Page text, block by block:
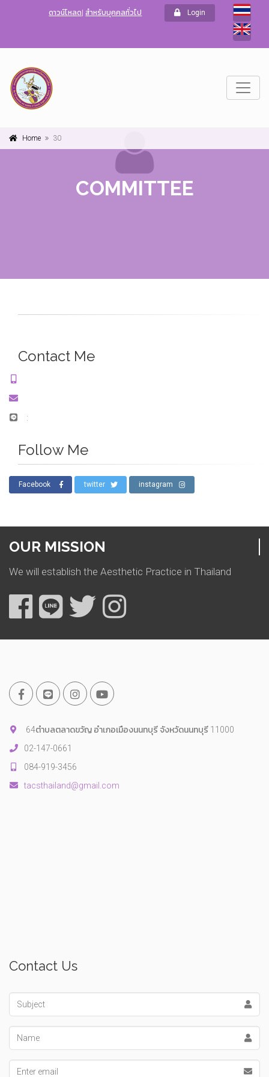
ดาวน์โหลด สำหรับบุคคลทั่วไป Login
Home 30
COMMITTEE
Contact Me
:
Follow Me
Facebook twitter instagram
OUR MISSION
We will establish the Aesthetic Practice in Thailand
64ตำบลตลาดขวัญ อำเภอเมืองนนทบุรี จังหวัดนนทบุรี 11000
02-147-0661
084-919-3456
tacsthailand@gmail.com
Contact Us